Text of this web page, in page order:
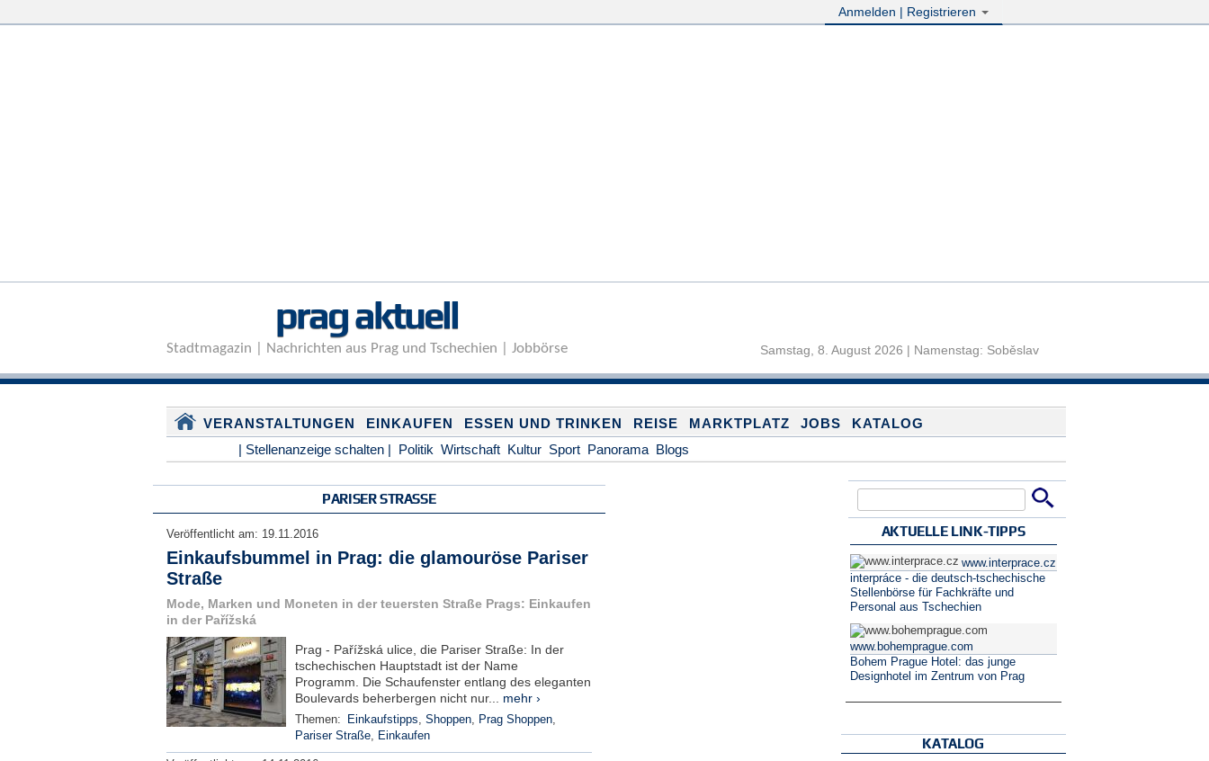
Anmelden | Registrieren
prag aktuell
Stadtmagazin | Nachrichten aus Prag und Tschechien | Jobbörse Samstag, 8. August 2026 | Namenstag: Soběslav
VERANSTALTUNGEN EINKAUFEN ESSEN UND TRINKEN REISE MARKTPLATZ JOBS
KATALOG
| Stellenanzeige schalten | Politik Wirtschaft Kultur Sport Panorama Blogs
PARISER STRASSE
Veröffentlicht am: 19.11.2016
Einkaufsbummel in Prag: die glamouröse Pariser
Straße
Mode, Marken und Moneten in der teuersten Straße Prags: Einkaufen
in der Pařížská
Prag - Pařížská ulice, die Pariser Straße: In der
tschechischen Hauptstadt ist der Name
Programm. Die Schaufenster entlang des eleganten
Boulevards beherbergen nicht nur... mehr ›
Themen: Einkaufstipps, Shoppen, Prag Shoppen,
Pariser Straße, Einkaufen
AKTUELLE LINK-TIPPS
www.interprace.cz
interpráce - die deutsch-tschechische
Stellenbörse für Fachkräfte und
Personal aus Tschechien
www.bohemprague.com
Bohem Prague Hotel: das junge
Designhotel im Zentrum von Prag
KATALOG